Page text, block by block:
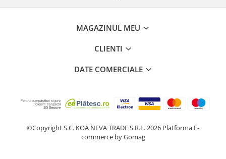
MAGAZINUL MEU
CLIENTI
DATE COMERCIALE
©Copyright S.C. KOA NEVA TRADE S.R.L. 2026 Platforma E-
commerce by Gomag